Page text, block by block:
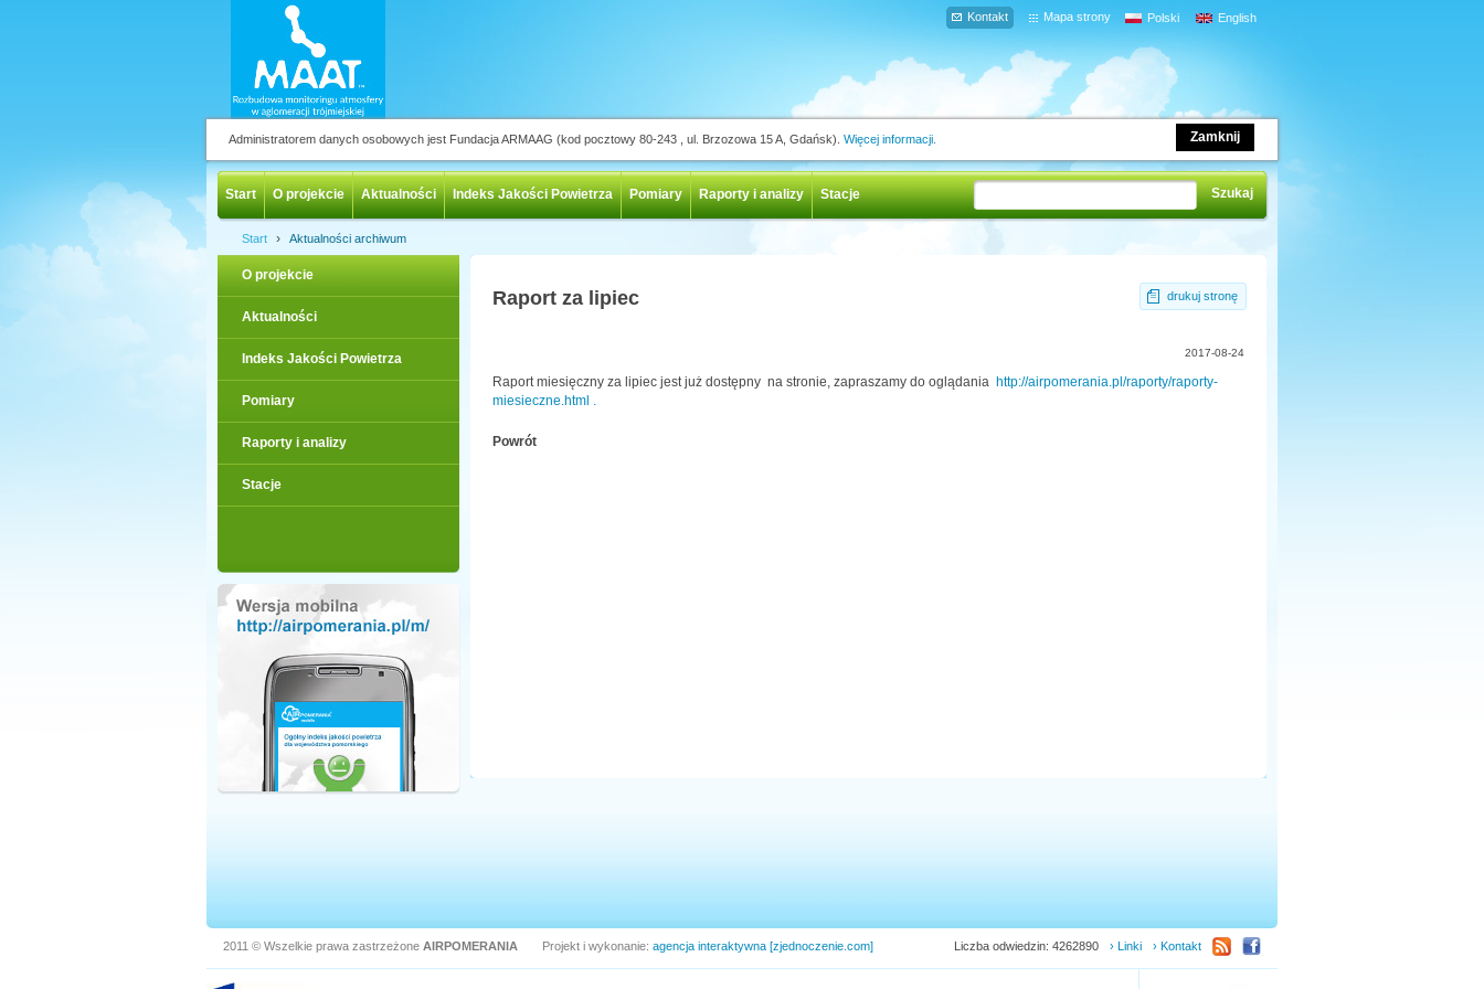
Zamknij
Administratorem danych osobowych jest Fundacja ARMAAG (kod pocztowy 80-243 , ul. Brzozowa 15 A, Gdańsk). Więcej informacji.
Mapa strony
Kontakt Polski English
Start O projekcie Aktualności Indeks Jakości Powietrza Pomiary Raporty i analizy Stacje
Start › Aktualności archiwum
O projekcie
Aktualności
Indeks Jakości Powietrza
Pomiary
Raporty i analizy
Stacje
drukuj stronę
Raport za lipiec
2017-08-24
Raport miesięczny za lipiec jest już dostępny na stronie, zapraszamy do oglądania http://airpomerania.pl/raporty/raporty-
miesieczne.html .
Powrót
2011 © Wszelkie prawa zastrzeżone AIRPOMERANIA Projekt i wykonanie: agencja interaktywna [zjednoczenie.com] › Kontakt
› Linki
Liczba odwiedzin: 4262890